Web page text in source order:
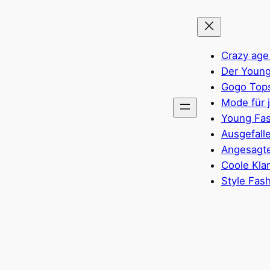
Crazy
Der
Gogo
Mode für
Young
Coole
Style